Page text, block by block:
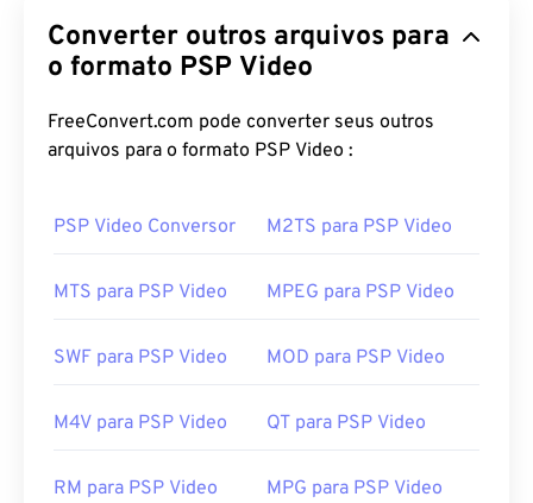
descendente doResource Interchange File Format
(RIFF). Com a ajuda de programas de terceiros, o
streaming, anexos e contêineres 3D.
A Microsoft oferece um visualizador AVIgratuito e
arquivo AVI é usar uma versão doMicrosoft
internet, os reprodutores de mídia de hardware
também os suportam. Se um arquivo AVI não abrir,
Converter outros arquivos para
o formato PSP Video
FreeConvert.com pode converter seus outros
arquivos para o formato PSP Video :
PSP Video Conversor M2TS para PSP Video
MTS para PSP Video MPEG para PSP Video
SWF para PSP Video MOD para PSP Video
M4V para PSP Video QT para PSP Video
RM para PSP Video MPG para PSP Video